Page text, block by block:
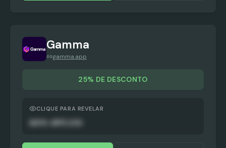
Gamma
gamma.app
25% DE DESCONTO
CLIQUE PARA REVELAR